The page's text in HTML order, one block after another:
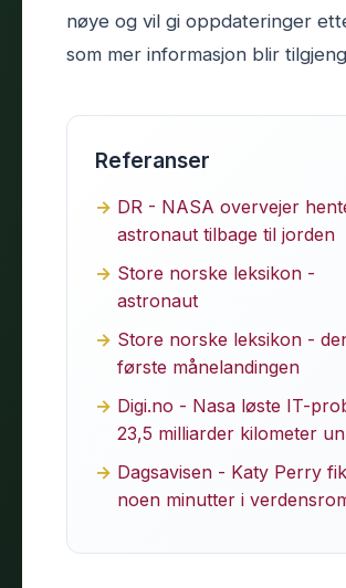
nøye og vil gi oppdateringer
som mer informasjon blir
Referanser
DR - NASA overvejer
astronaut tilbage til jorden
Store norske leksikon -
astronaut
Store norske leksikon -
første månelandingen
Digi.no - Nasa løste IT-
23,5 milliarder kilometer
Dagsavisen - Katy Perry
noen minutter i